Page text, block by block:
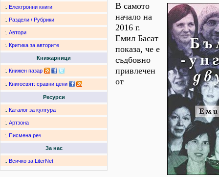
:. Електронни книги
:. Раздели / Рубрики
:. Автори
:. Критика за авторите
Книжарници
:. Книжен пазар
:. Книгосвят: сравни цени
Ресурси
:. Каталог за култура
:. Артзона
:. Писмена реч
За нас
:. Всичко за LiterNet
В самото
начало на
2016 г.
Емил Басат
показа, че е
съдбовно
привлечен
от